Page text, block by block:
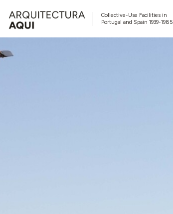
Collective-Use Facilities in
Portugal and Spain 1939-1985